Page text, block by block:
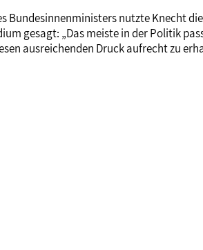
Bundesinnenministers nutzte Knecht
gesagt: „Das meiste in der Politik
ausreichenden Druck aufrecht zu